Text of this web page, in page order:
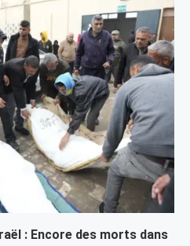
: Encore des morts dans